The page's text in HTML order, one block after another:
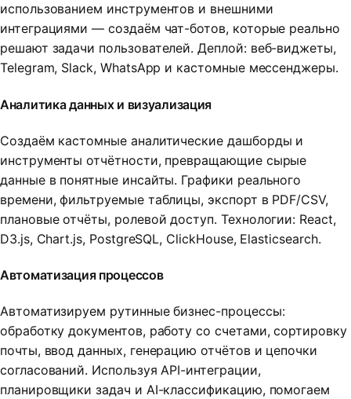
использованием инструментов и внешними
интеграциями — создаём чат-ботов, которые реально
решают задачи пользователей. Деплой: веб-виджеты,
Telegram, Slack, WhatsApp и кастомные мессенджеры.
Аналитика данных и визуализация
Создаём кастомные аналитические дашборды и
инструменты отчётности, превращающие сырые
данные в понятные инсайты. Графики реального
времени, фильтруемые таблицы, экспорт в PDF/CSV,
плановые отчёты, ролевой доступ. Технологии: React,
D3.js, Chart.js, PostgreSQL, ClickHouse, Elasticsearch.
Автоматизация процессов
Автоматизируем рутинные бизнес-процессы:
обработку документов, работу со счетами, сортировку
почты, ввод данных, генерацию отчётов и цепочки
согласований. Используя API-интеграции,
планировщики задач и AI-классификацию, помогаем